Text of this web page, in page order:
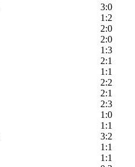
3:0
1:2
2:0
2:0
1:3
2:1
1:1
2:2
2:1
2:3
1:0
1:1
3:2
1:1
1:1